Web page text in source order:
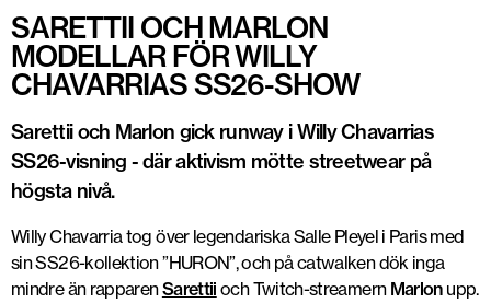
SARETTII OCH MARLON
MODELLAR FÖR WILLY
CHAVARRIAS SS26-SHOW
Sarettii och Marlon gick runway i Willy Chavarrias
SS26-visning - där aktivism mötte streetwear på
högsta nivå.
Willy Chavarria tog över legendariska Salle Pleyel i Paris med
sin SS26-kollektion ”HURON”, och på catwalken dök inga
mindre än rapparenSarettii och Twitch-streamern Marlonupp.